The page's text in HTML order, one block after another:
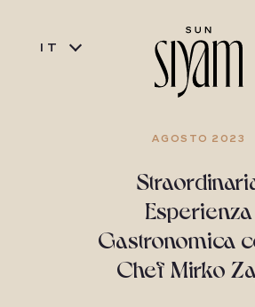
IT
AGOSTO 2023
Esperienza
Gastronomica
Chef Mirko